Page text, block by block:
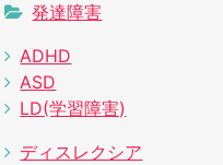
発達障害
ADHD
ASD
LD(学習障害)
ディスレクシア